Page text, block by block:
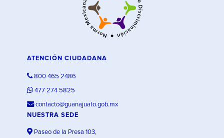
ATENCIÓN CIUDADANA
800 465 2486
477 274 5825
contacto@guanajuato.gob.mx
NUESTRA SEDE
Paseo de la Presa 103,